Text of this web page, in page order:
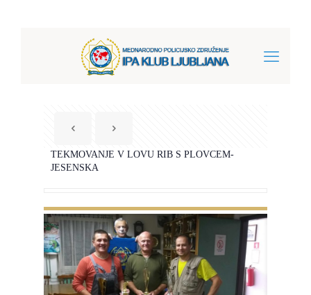
TEKMOVANJE V LOVU RIB S PLOVCEM-
JESENSKA